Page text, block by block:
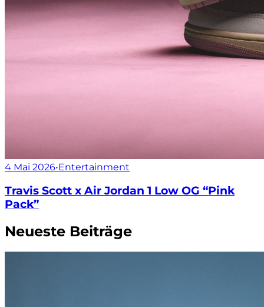
4 Mai 2026•Entertainment
Travis Scott x Air Jordan 1 Low OG “Pink
Pack”
Neueste Beiträge